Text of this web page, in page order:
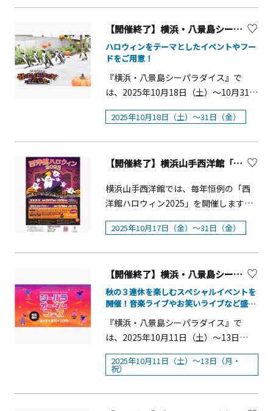
ピー転用は固く禁じます。
テラススカイビル・横浜新都市ビル
（そごう横浜店）2階ペデストリアンデ
ス有効活用委員会（株式会社横浜スカ
横浜、株式会社そごう・西武 そごう
横浜店、横浜新都市センター株式会
社）【出店社】(１)Roto Brewery：上
大岡駅にてクラフトビールを製造(２)金
澤ブルワリー：伝統と新しさが織りな
す金沢の街で愛される味わい深いビー
ル(３)横浜ビール：横浜・神奈川を拠点
に人と人を繋ぐクラフトビール(４)南横
浜ビール研究所：金沢文庫駅すぐの場
(５)プロント：「プロント横浜三井ビル
12:30～17:00 ※商品がなくなり次第
終了）
19（日） 象の鼻パーク2ヶ所・新港中
央広場・新港合同庁舎広場【内容】
○ チーム対抗「南中ソーラン合戦」を
実施し、優勝チームが大トリ演舞の座
を獲得 ○ 歌手・中村あゆみさんとの
コラボによるフィナーレ企画「目指せ
1,000人の大演舞」 ○「ベトナムフェ
スタin神奈川」との連携による海外交
流チームの演舞披露 ○ 旗士たち共
演・観客も参加できる「総踊り」の実
動会で横浜い～じゃん踊ったよ！」コ
ーナー ○ 観客による「個人賞」の選
出 ○ フォトコンテストの開催■ 主
催：神奈川よさこい組織委員会
創作だるままで、「だるま」が社会で
求められてきた背景をたどりつつ多彩
なだるまたちをご紹介します。展示概
要■会期 2025年10⽉18⽇（⼟）〜
2026年1⽉18⽇（⽇）■会場&emsp;横
9:30〜17:00&emsp;*最終受付16:30■
料（⼤⼈400円／⼩中学⽣200円）が含
⽇&emsp;毎週⽉曜⽇*祝⽇にあたる
11/3、11/24、１/12は開館し翌⽕曜⽇
に振替休館*年末年始休館期間
&emsp;12⽉29⽇（⽉）〜1⽉3⽇
（⼟）【関連イベント】ワークショッ
（共通） 横浜⼈形の家３階イベント
スペース■時間 ①〜④は10:00〜
16:00、⑤は10:00〜12:00・14:00〜
16:00※事前予約制ワークショップは10
⽉8⽇（⽔）10:00より横浜⼈形の家ホ
ームページにて受付開始【関連イベン
ト】トークイベント＆だるまマーケッ
まマーケット」10/26（⽇） 11:00〜
【開催終了】横浜・八景島シーパラダイス SEAPARA HALLOWEEN 2025
ハロウィンをテーマとしたイベントやフー
ドをご用意！
『横浜・八景島シーパラダイス』で
は、2025年10月18日（土）～10月31日
（金）までの期間、シーパラならでは
のハロウィンイベント「SEAPARA
ンを感じる演出を施しながら、生きも
といった魅力をお届けいたします。 ハ
ロウィンに装飾された道をペンギンた
ちがパレードする「ケープペンギンの
ハロウィンパレード」をはじめ、寒い
地域にくらす生きものたちの生態を解
説しながら、特定日限定でホッキョク
グマにジャック・オー・ランタンに見
立てたカボチャのプレゼントを行う
「極地動物のレクチャータイム」、ハ
ロウィンを連想させる楽曲にあわせて
イルカたちなどがパフォーマンスを披
露する「Animal Life Live！」など、生
きものたちの魅力を間近で堪能いただ
2025年10月18日（土）～31日（金）
【開催終了】横浜山手西洋館「西洋館 ハロウィン2025」
横浜山手西洋館では、毎年恒例の「西
洋館ハロウィン2025」を開催します。
山手西洋館の館内にハロウィン装飾を
し、フォトスポットも設置します。ま
料）。オリジナル仮装グッズやバルー
ン、軽食、お菓子の販売に加え、収穫
祭をイメージした神奈川産直野菜の販
売もあります。ご家族やお友達と一緒
に、秋の一日を山手でお楽しみくださ
（金）～31日（金）■時間：9：30～
17：00※休館日 外交官の家、横浜市
イギリス館 10月22日（水）旧山手68
番館、テニス発祥記念館 10月20日
2025年10月17日（金）～31日（金）
【開催終了】横浜・八景島シーパラダイス『シーパラオータムフェス ‐海と音と笑顔の３日間‐』
秋の３連休を楽しむスペシャルイベントを
開催！音楽ライブやお笑いライブなど盛り
『横浜・八景島シーパラダイス』で
は、2025年10月11日（土）～13日
（月・祝）の期間、秋の3連休をお楽し
みいただけるスペシャルイベント「シ
の３日間‐」を開催します。海に囲ま
2025年10月11日（土）～13日（月・
祝）